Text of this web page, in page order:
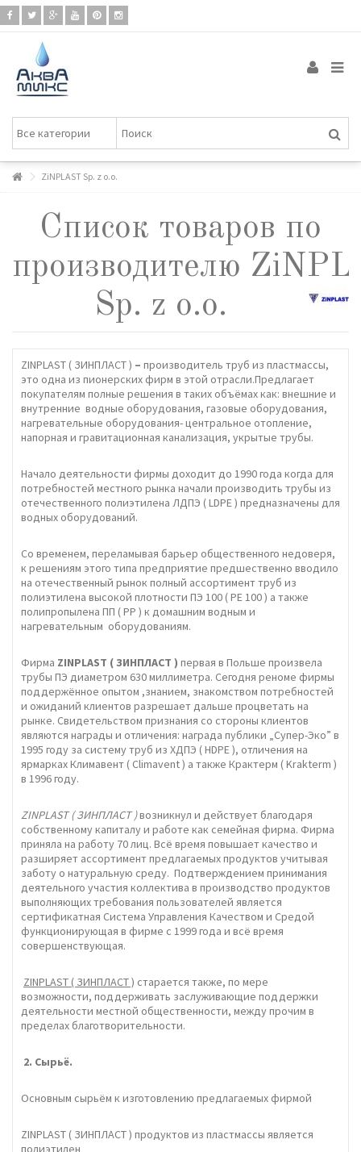
ZiNPLAST Sp. z o.o.
Список товаров по
производителю
Sp. z o.o.
ZINPLAST ( ЗИНПЛАСТ ) – производитель труб из пластмассы,
это одна из пионерских фирм в этой отрасли.Предлагает
покупателям полные решения в таких объёмах как: внешние и
внутренние водные оборудования, газовые оборудования,
нагревательные оборудования- центральное отопление,
напорная и гравитационная канализация, укрытые трубы.
Начало деятельности фирмы доходит до 1990 года когда для
потребностей местного рынка начали производить трубы из
отечественного полиэтилена ЛДПЭ ( LDPE ) предназначены для
водных оборудований.
Со временем, переламывая барьер общественного недоверя,
к решениям этого типа предприятие предшественно вводило
на отечественный рынок полный ассортимент труб из
полиэтилена высокой плотности ПЭ 100 ( PE 100 ) а также
полипропылена ПП ( PP ) к домашним водным и
нагревательным оборудованиям.
Фирма ZINPLAST ( ЗИНПЛАСТ ) первая в Польше произвела
трубы ПЭ диаметром 630 миллиметра. Сегодня реноме фирмы
поддержённое опытом ,знанием, знакомством потребностей
и ожиданий клиентов разрешает дальше процветать на
рынке. Свидетельством признания со стороны клиентов
являются награды и отличения: награда публики „Супер-Эко” в
1995 году за систему труб из ХДПЭ ( HDPE ), отличения на
ярмарках Климавент ( Climavent ) а также Крактерм ( Krakterm )
в 1996 году.
ZINPLAST ( ЗИНПЛАСТ )возникнул и действует благодаря
собственному капиталу и работе как семейная фирма. Фирма
приняла на работу 70 лиц. Всё время повышает качество и
разширяет ассортимент предлагаемых продуктов учитывая
заботу о натуральную среду. Подтверждением принимания
деятельного участия коллектива в производство продуктов
выполняющих требования пользователей является
сертификатная Система Управления Качеством и Средой
функционирующая в фирме с 1999 года и всё время
совершенствующая.
ZINPLAST ( ЗИНПЛАСТ ) старается также, по мере
возможности, поддерживать заслуживающие поддержки
деятельности местной общественности, между прочим в
пределах благотворительности.
2. Cырьё.
Основным сырьём к изготовлению предлагаемых фирмой
ZINPLAST ( ЗИНПЛАСТ ) продуктов из пластмассы является
полиэтилен